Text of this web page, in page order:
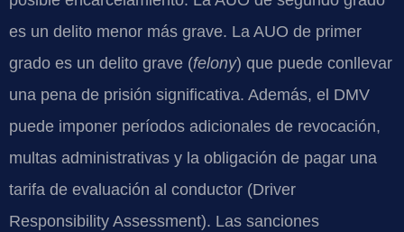
es un delito menor más grave. La AUO de primer
grado es un delito grave (felony) que puede conllevar
una pena de prisión significativa. Además, el DMV
puede imponer períodos adicionales de revocación,
multas administrativas y la obligación de pagar una
tarifa de evaluación al conductor (Driver
Responsibility Assessment). Las sanciones